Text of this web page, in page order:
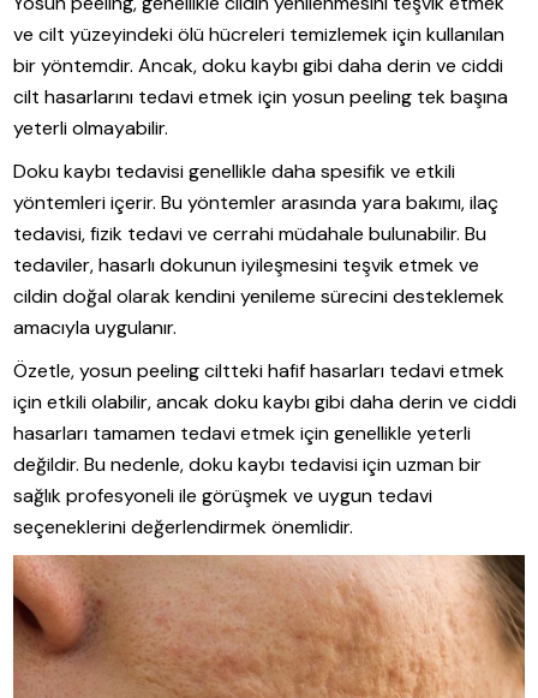
ve cilt yüzeyindeki ölü hücreleri temizlemek için kullanılan
bir yöntemdir. Ancak, doku kaybı gibi daha derin ve ciddi
cilt hasarlarını tedavi etmek için yosun peeling tek başına
yeterli olmayabilir.
Doku kaybı tedavisi genellikle daha spesifik ve etkili
yöntemleri içerir. Bu yöntemler arasında yara bakımı, ilaç
tedavisi, fizik tedavi ve cerrahi müdahale bulunabilir. Bu
tedaviler, hasarlı dokunun iyileşmesini teşvik etmek ve
cildin doğal olarak kendini yenileme sürecini desteklemek
amacıyla uygulanır.
Özetle, yosun peeling ciltteki hafif hasarları tedavi etmek
için etkili olabilir, ancak doku kaybı gibi daha derin ve ciddi
hasarları tamamen tedavi etmek için genellikle yeterli
değildir. Bu nedenle, doku kaybı tedavisi için uzman bir
sağlık profesyoneli ile görüşmek ve uygun tedavi
seçeneklerini değerlendirmek önemlidir.